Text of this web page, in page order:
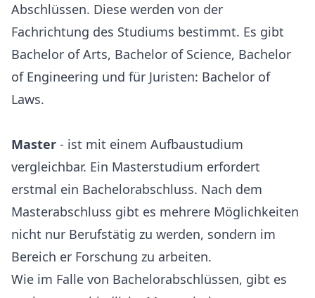
Abschlüssen. Diese werden von der
Fachrichtung des Studiums bestimmt. Es gibt
Bachelor of Arts, Bachelor of Science, Bachelor
of Engineering und für Juristen: Bachelor of
Laws.
Master - ist mit einem Aufbaustudium
vergleichbar. Ein Masterstudium erfordert
erstmal ein Bachelorabschluss. Nach dem
Masterabschluss gibt es mehrere Möglichkeiten
nicht nur Berufstätig zu werden, sondern im
Bereich er Forschung zu arbeiten.
Wie im Falle von Bachelorabschlüssen, gibt es